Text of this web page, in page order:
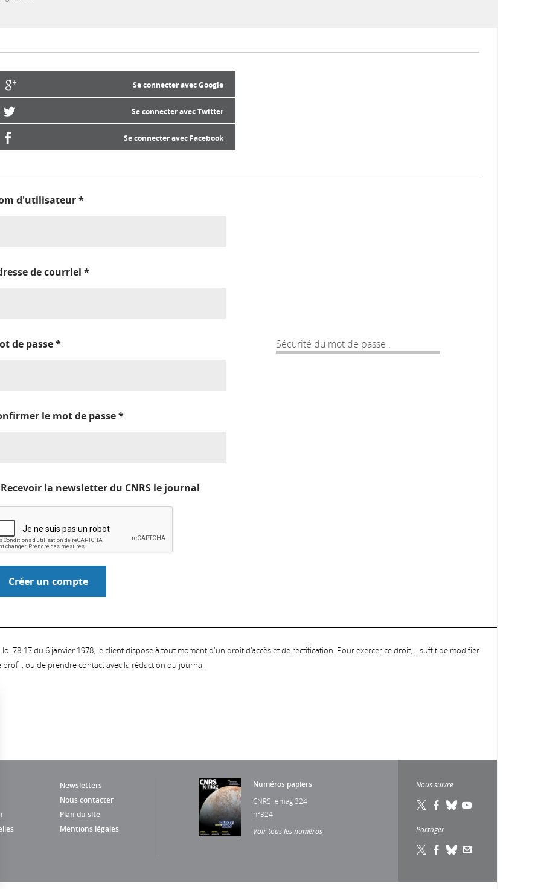
Se connecter avec Google
Se connecter avec Twitter
Se connecter avec Facebook
d'utilisateur*
de courriel *
Sécurité du mot de passe :
de passe*
le mot de passe*
Recevoir la newsletter du CNRS le journal
78-17 du 6 janvier 1978, le client dispose à tout moment d'un droit d'accès et de rectification. Pour exercer ce droit, il suffit de modifier
ou de prendre contact avec la rédaction du journal.
Newsletters
Nous contacter
Plan du site
Mentions légales
Numéros papiers
CNRS lemag 324
n°324
Voir tous les numéros
Nous suivre
Partager